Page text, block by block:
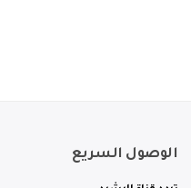
الوصول السريع